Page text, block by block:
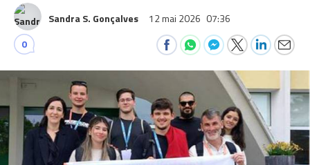
Sandra S. Gonçalves 12 mai 2026 07:36
0